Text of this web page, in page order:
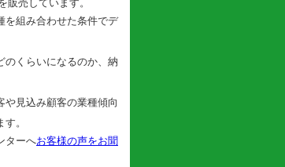
販売しています。
を組み合わせた条件でデ
のくらいになるのか、納
や見込み顧客の業種傾向
。
ターへお客様の声をお聞